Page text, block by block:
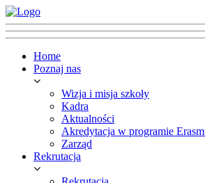
Home
Poznaj nas
Wizja i misja szkoły
Kadra
Aktualności
Akredytacja w programie
Zarząd
Rekrutacja